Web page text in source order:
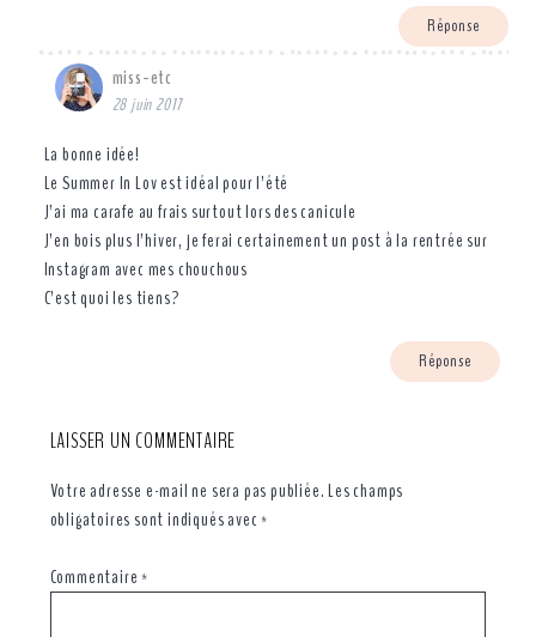
Réponse
miss-etc
28 juin 2017
La bonne idée!
Le Summer In Lov est idéal pour l’été
J’ai ma carafe au frais surtout lors des canicule
J’en bois plus l’hiver, je ferai certainement un post à la rentrée sur
Instagram avec mes chouchous
C’est quoi les tiens?
Réponse
LAISSER UN COMMENTAIRE
Votre adresse e-mail ne sera pas publiée.Les champs
obligatoires sont indiqués avec*
Commentaire*